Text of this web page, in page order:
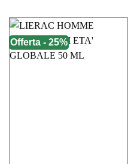
Offerta - 25%